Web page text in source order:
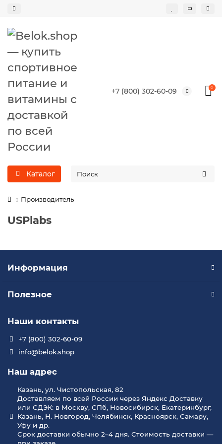
+7 (800) 302-60-09 0
Каталог
Производитель
USPlabs
Информация
Полезное
Наши контакты
+7 (800) 302-60-09
info@belok.shop
Наш адрес
Казань, ул. Чистопольская, 82
Доставляем по всей России через Яндекс Доставку
или СДЭК: в Москву, СПб, Новосибирск, Екатеринбург,
Казань, Н. Новгород, Челябинск, Красноярск, Самару,
Уфу и др.
Срок доставки обычно 2–4 дня. Стоимость доставки —